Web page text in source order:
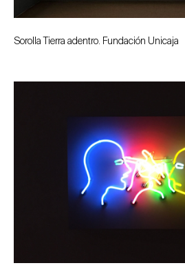
Sorolla Tierra adentro. Fundación Unicaja